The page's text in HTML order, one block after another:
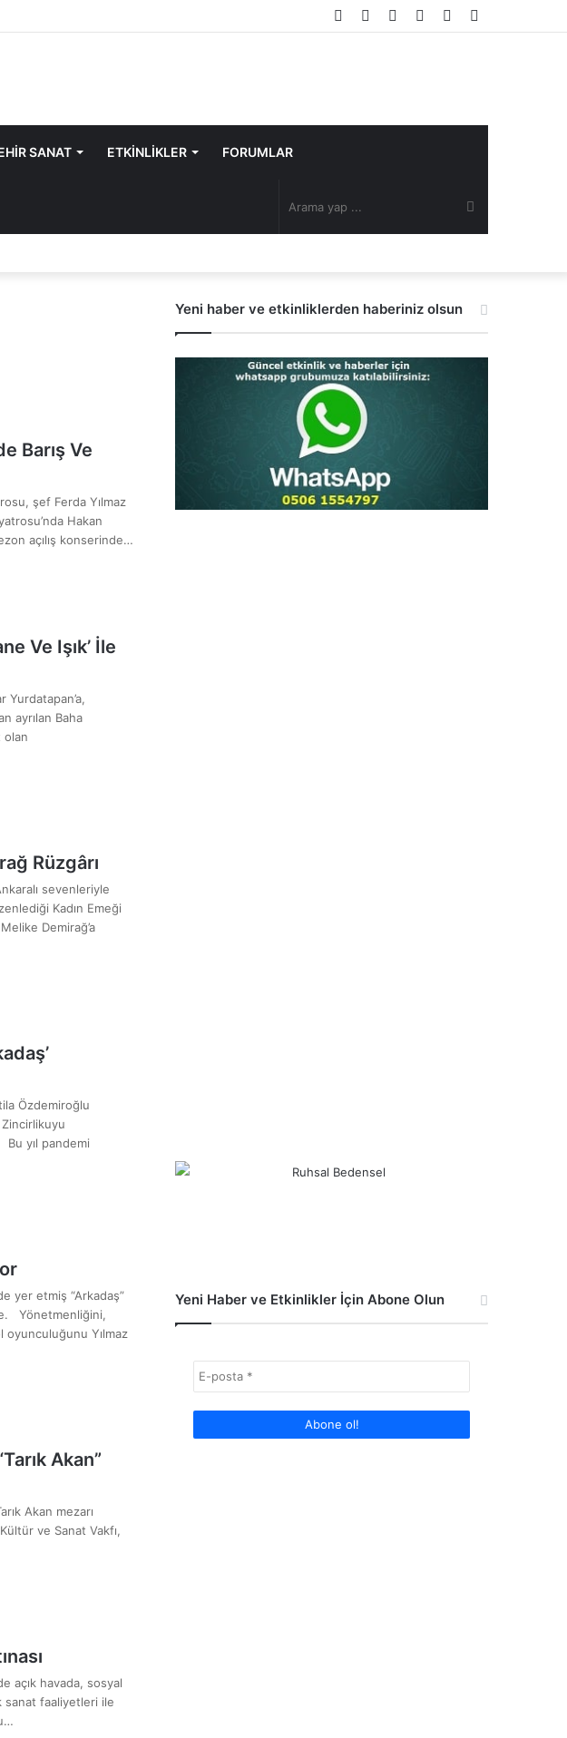
Rastgele
Instagram
YouTube
Twitter
Facebook
SANAT ETKİNLİKLER FORUMLAR
Arama
...
Barış Ve
şef Ferda Yılmaz
Hakan
açılış konserinde…
Ve Işık’ İle
Yurdatapan’a,
ayrılan Baha
olan
Rüzgârı
sevenleriyle
Kadın Emeği
Demirağ’a
Özdemiroğlu
Zincirlikuyu
Bu yıl pandemi
yer etmiş “Arkadaş”
Yönetmenliğini,
oyunculuğunu Yılmaz
Akan”
Akan mezarı
ve Sanat Vakfı,
açık havada, sosyal
sanat faaliyetleri ile
Yeni haber ve etkinliklerden haberiniz olsun
Yeni Haber ve Etkinlikler İçin Abone Olun